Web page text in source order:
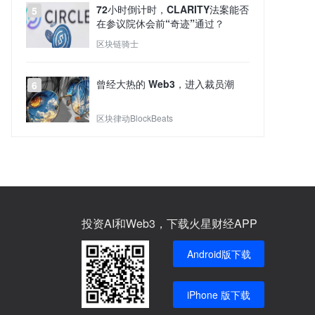
5
72小时倒计时，CLARITY法案能否
在参议院休会前“奇迹”通过？
区块链骑士
6 曾经大热的 Web3，进入裁员潮
区块律动BlockBeats
投资AI和Web3，下载火星财经APP
Android版下载
iPhone 版下载